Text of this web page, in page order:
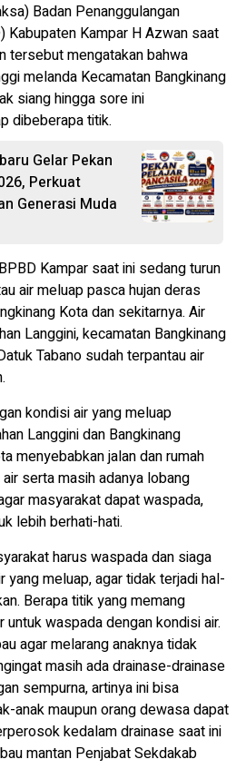
Badan Penanggulangan
Kabupaten Kampar H Azwan saat
tersebut mengatakan bahwa
melanda Kecamatan Bangkinang
siang hingga sore ini
dibeberapa titik.
Gelar Pekan
Perkuat
Generasi Muda
Kampar saat ini sedang turun
air meluap pasca hujan deras
Kota dan sekitarnya. Air
Langgini, kecamatan Bangkinang
Tabano sudah terpantau air
kondisi air yang meluap
Langgini dan Bangkinang
menyebabkan jalan dan rumah
serta masih adanya lobang
masyarakat dapat waspada,
lebih berhati-hati.
harus waspada dan siaga
yang meluap, agar tidak terjadi hal-
Berapa titik yang memang
untuk waspada dengan kondisi air.
agar melarang anaknya tidak
masih ada drainase-drainase
sempurna, artinya ini bisa
anak maupun orang dewasa dapat
kedalam drainase saat ini
mantan Penjabat Sekdakab